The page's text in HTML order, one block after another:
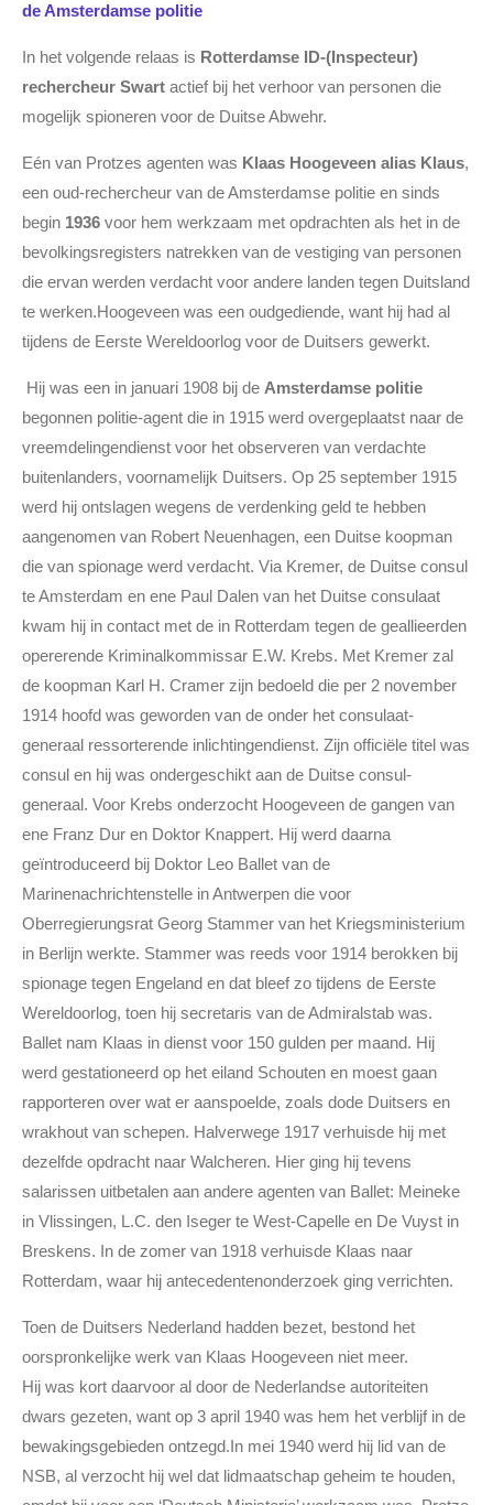
de Amsterdamse politie
In het volgende relaas is Rotterdamse ID-(Inspecteur)
rechercheur Swart actief bij het verhoor van personen die
mogelijk spioneren voor de Duitse Abwehr.
Eén van Protzes agenten was Klaas Hoogeveen alias Klaus,
een oud-rechercheur van de Amsterdamse politie en sinds
begin 1936 voor hem werkzaam met opdrachten als het in de
bevolkingsregisters natrekken van de vestiging van personen
die ervan werden verdacht voor andere landen tegen Duitsland
te werken.Hoogeveen was een oudgediende, want hij had al
tijdens de Eerste Wereldoorlog voor de Duitsers gewerkt.
Hij was een in januari 1908 bij de Amsterdamse politie
begonnen politie-agent die in 1915 werd overgeplaatst naar de
vreemdelingendienst voor het observeren van verdachte
buitenlanders, voornamelijk Duitsers. Op 25 september 1915
werd hij ontslagen wegens de verdenking geld te hebben
aangenomen van Robert Neuenhagen, een Duitse koopman
die van spionage werd verdacht. Via Kremer, de Duitse consul
te Amsterdam en ene Paul Dalen van het Duitse consulaat
kwam hij in contact met de in Rotterdam tegen de geallieerden
opererende Kriminalkommissar E.W. Krebs. Met Kremer zal
de koopman Karl H. Cramer zijn bedoeld die per 2 november
1914 hoofd was geworden van de onder het consulaat-
generaal ressorterende inlichtingendienst. Zijn officiële titel was
consul en hij was ondergeschikt aan de Duitse consul-
generaal. Voor Krebs onderzocht Hoogeveen de gangen van
ene Franz Dur en Doktor Knappert. Hij werd daarna
geïntroduceerd bij Doktor Leo Ballet van de
Marinenachrichtenstelle in Antwerpen die voor
Oberregierungsrat Georg Stammer van het Kriegsministerium
in Berlijn werkte. Stammer was reeds voor 1914 berokken bij
spionage tegen Engeland en dat bleef zo tijdens de Eerste
Wereldoorlog, toen hij secretaris van de Admiralstab was.
Ballet nam Klaas in dienst voor 150 gulden per maand. Hij
werd gestationeerd op het eiland Schouten en moest gaan
rapporteren over wat er aanspoelde, zoals dode Duitsers en
wrakhout van schepen. Halverwege 1917 verhuisde hij met
dezelfde opdracht naar Walcheren. Hier ging hij tevens
salarissen uitbetalen aan andere agenten van Ballet: Meineke
in Vlissingen, L.C. den Iseger te West-Capelle en De Vuyst in
Breskens. In de zomer van 1918 verhuisde Klaas naar
Rotterdam, waar hij antecedentenonderzoek ging verrichten.
Toen de Duitsers Nederland hadden bezet, bestond het
oorspronkelijke werk van Klaas Hoogeveen niet meer.
Hij was kort daarvoor al door de Nederlandse autoriteiten
dwars gezeten, want op 3 april 1940 was hem het verblijf in de
bewakingsgebieden ontzegd.In mei 1940 werd hij lid van de
NSB, al verzocht hij wel dat lidmaatschap geheim te houden,